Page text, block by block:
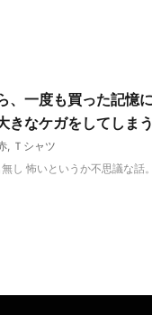
、一度も買った記憶
きなケガをしてしまう
Ｔシャツ
し 怖いというか不思議な話。